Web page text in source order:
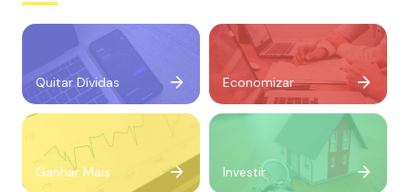
Quitar Dívidas Economizar
Ganhar Mais Investir